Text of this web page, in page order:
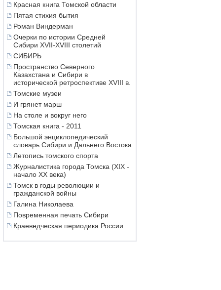
Красная книга Томской области
Пятая стихия бытия
Роман Виндерман
Очерки по истории Средней
Сибири XVII-XVIII столетий
СИБИРЬ
Пространство Северного
Казахстана и Сибири в
исторической ретроспективе XVIII в.
Томские музеи
И грянет марш
На столе и вокруг него
Томская книга - 2011
Большой энциклопедический
словарь Сибири и Дальнего Востока
Летопись томского спорта
Журналистика города Томска (XIX -
начало XX века)
Томск в годы революции и
гражданской войны
Галина Николаева
Повременная печать Сибири
Краеведческая периодика России